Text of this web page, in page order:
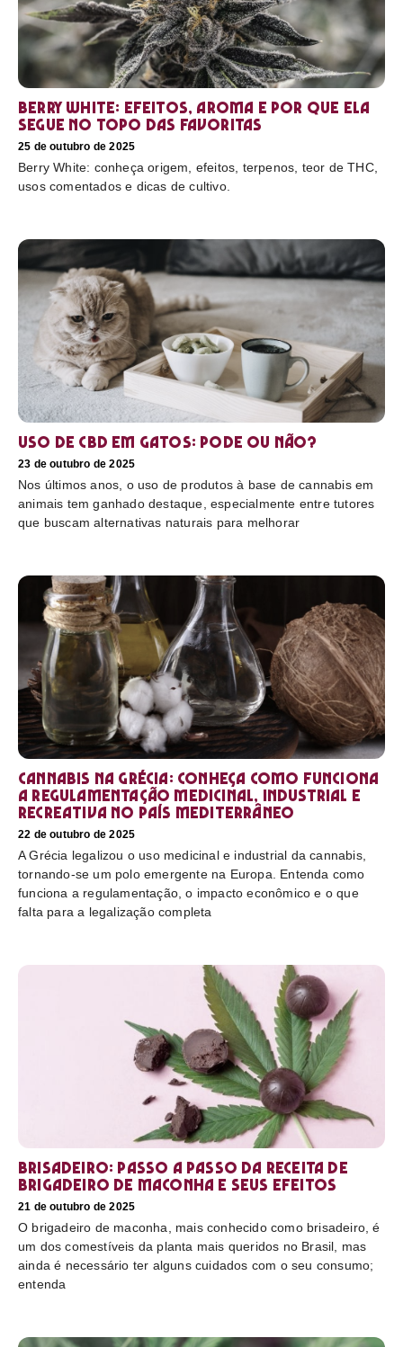
Berry White: efeitos, aroma e por que ela
segue no topo das favoritas
25 de outubro de 2025
Berry White: conheça origem, efeitos, terpenos, teor de THC,
usos comentados e dicas de cultivo.
Uso de CBD em gatos: pode ou não?
23 de outubro de 2025
Nos últimos anos, o uso de produtos à base de cannabis em
animais tem ganhado destaque, especialmente entre tutores
que buscam alternativas naturais para melhorar
Cannabis na Grécia: conheça como funciona
a regulamentação medicinal, industrial e
recreativa no país mediterrâneo
22 de outubro de 2025
A Grécia legalizou o uso medicinal e industrial da cannabis,
tornando-se um polo emergente na Europa. Entenda como
funciona a regulamentação, o impacto econômico e o que
falta para a legalização completa
Brisadeiro: passo a passo da receita de
brigadeiro de maconha e seus efeitos
21 de outubro de 2025
O brigadeiro de maconha, mais conhecido como brisadeiro, é
um dos comestíveis da planta mais queridos no Brasil, mas
ainda é necessário ter alguns cuidados com o seu consumo;
entenda